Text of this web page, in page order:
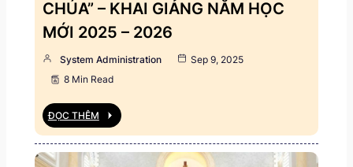
CHÚA” – KHAI GIẢNG NĂM HỌC
MỚI 2025 – 2026
System Administration
Sep 9, 2025
8 Min Read
ĐỌC THÊM